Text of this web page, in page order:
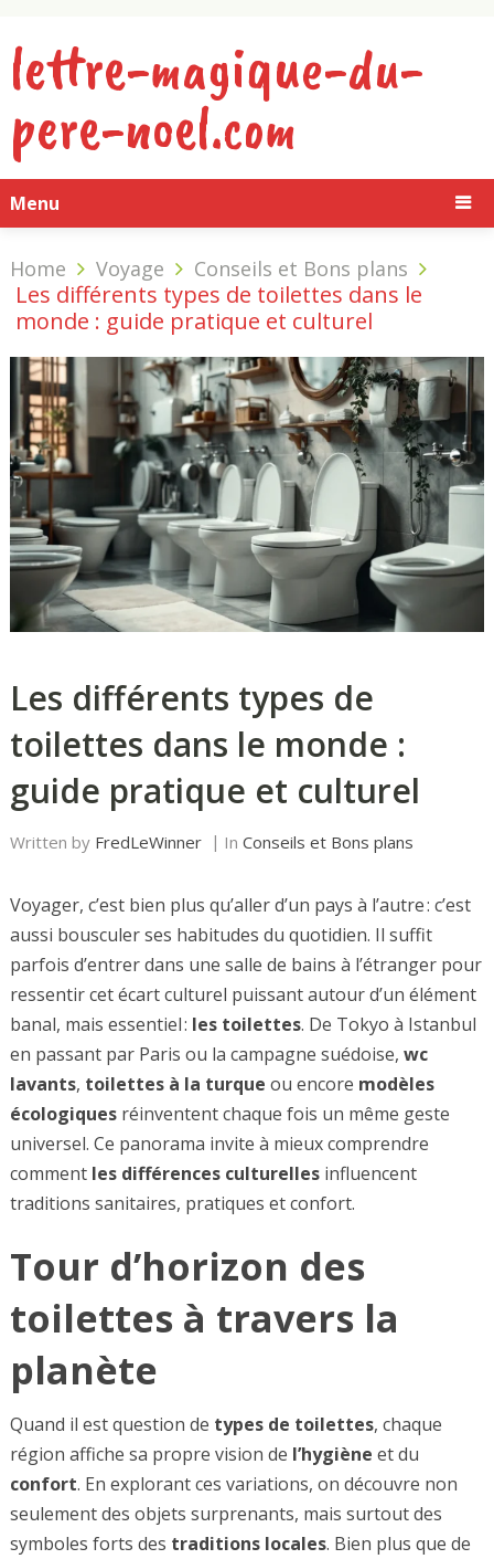
lettre-magique-du-
pere-noel.com
Menu
Home Voyage Conseils et Bons plans
Les différents types de toilettes dans le
monde : guide pratique et culturel
Les différents types de
toilettes dans le monde :
guide pratique et culturel
Written by FredLeWinner In Conseils et Bons plans
Voyager, c’est bien plus qu’aller d’un pays à l’autre : c’est
aussi bousculer ses habitudes du quotidien. Il suffit
parfois d’entrer dans une salle de bains à l’étranger pour
ressentir cet écart culturel puissant autour d’un élément
banal, mais essentiel : les toilettes. De Tokyo à Istanbul
en passant par Paris ou la campagne suédoise, wc
lavants, toilettes à la turque ou encore modèles
écologiquesréinventent chaque fois un même geste
universel. Ce panorama invite à mieux comprendre
comment les différences culturellesinfluencent
traditions sanitaires, pratiques et confort.
Tour d’horizon des
toilettes à travers la
planète
Quand il est question de types de toilettes, chaque
région affiche sa propre vision de l’hygiène et du
confort. En explorant ces variations, on découvre non
seulement des objets surprenants, mais surtout des
symboles forts des traditions locales. Bien plus que de